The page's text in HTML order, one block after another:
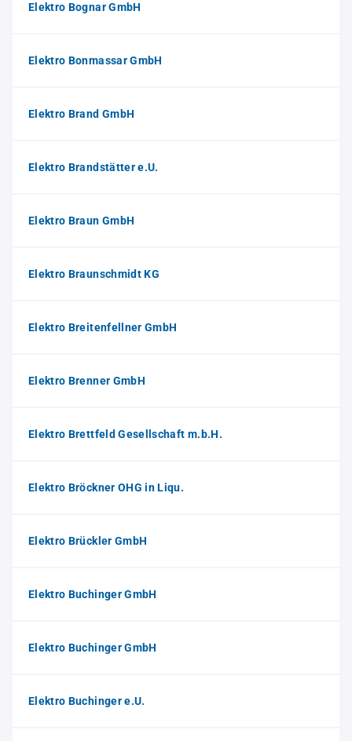
Elektro Bognar GmbH
Elektro Bonmassar GmbH
Elektro Brand GmbH
Elektro Brandstätter e.U.
Elektro Braun GmbH
Elektro Braunschmidt KG
Elektro Breitenfellner GmbH
Elektro Brenner GmbH
Elektro Brettfeld Gesellschaft m.b.H.
Elektro Bröckner OHG in Liqu.
Elektro Brückler GmbH
Elektro Buchinger GmbH
Elektro Buchinger GmbH
Elektro Buchinger e.U.